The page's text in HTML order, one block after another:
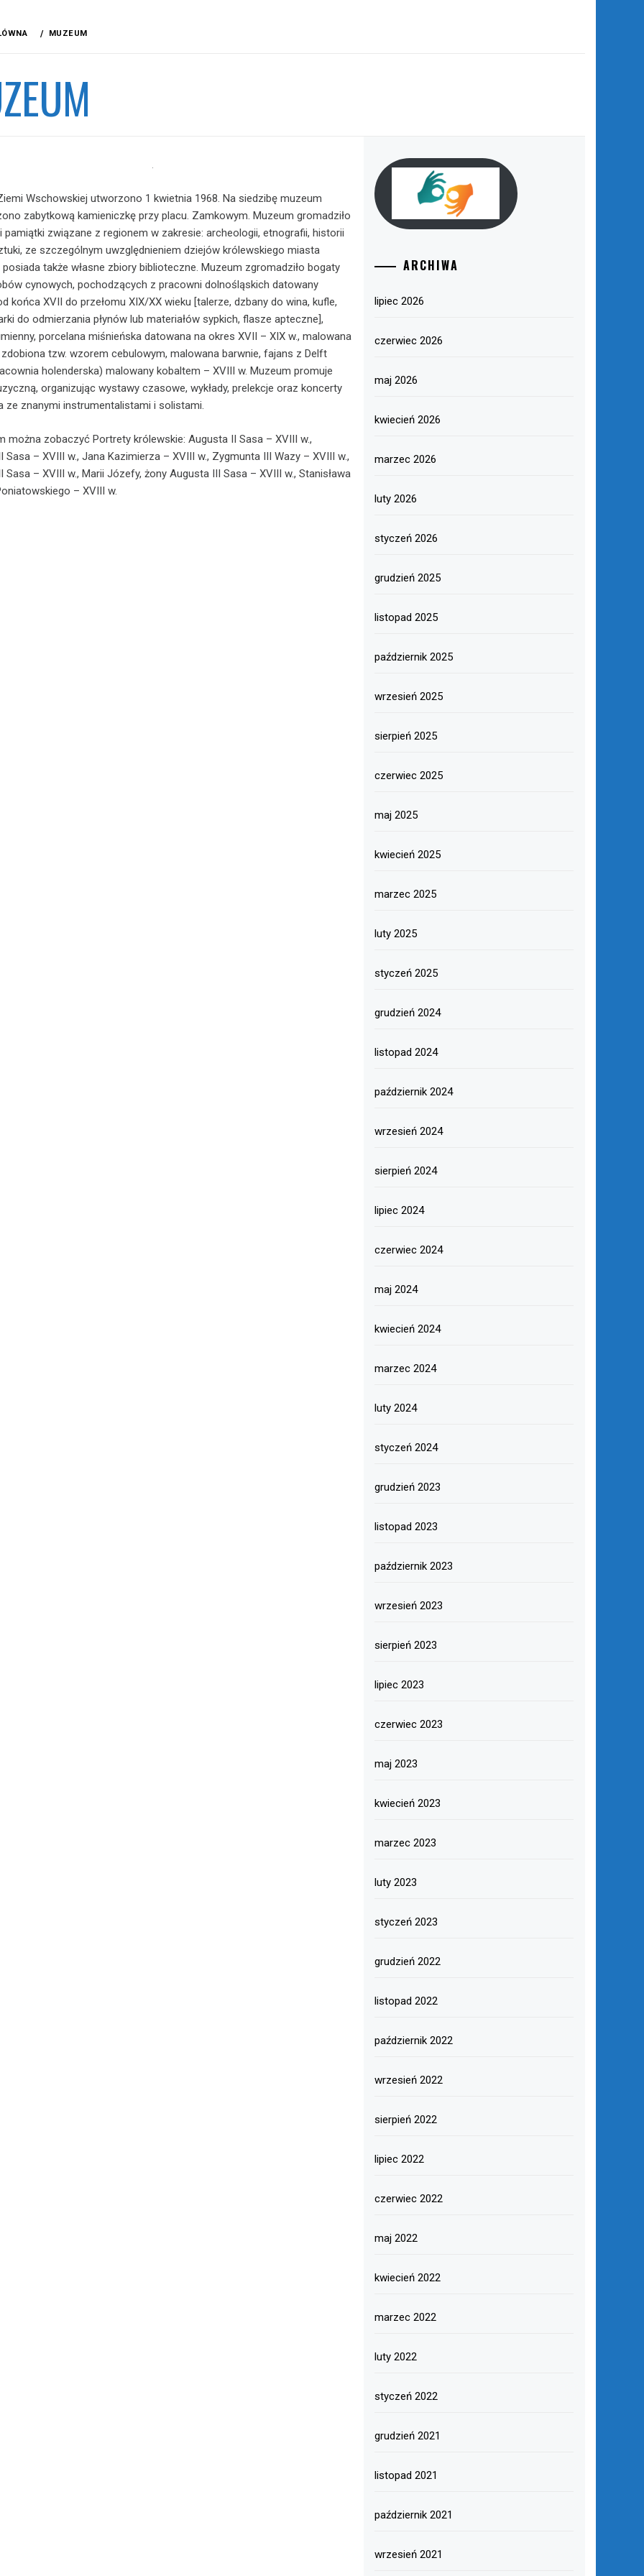
MUZEUM
Wschowskiej utworzono 1 kwietnia 1968. Na siedzibę muzeum
zabytkową kamieniczkę przy placu. Zamkowym. Muzeum gromadziło
pamiątki związane z regionem w zakresie: archeologii, etnografii, historii
ze szczególnym uwzględnieniem dziejów królewskiego miasta
posiada także własne zbiory biblioteczne. Muzeum zgromadziło bogaty
cynowych, pochodzących z pracowni dolnośląskich datowany
końca XVII do przełomu XIX/XX wieku [talerze, dzbany do wina, kufle,
do odmierzania płynów lub materiałów sypkich, flasze apteczne],
porcelana miśnieńska datowana na okres XVII – XIX w., malowana
tzw. wzorem cebulowym, malowana barwnie, fajans z Delft
holenderska) malowany kobaltem – XVIII w. Muzeum promuje
organizując wystawy czasowe, wykłady, prelekcje oraz koncerty
ze znanymi instrumentalistami i solistami.
można zobaczyć Portrety królewskie: Augusta II Sasa – XVIII w.,
Sasa – XVIII w., Jana Kazimierza – XVIII w., Zygmunta III Wazy – XVIII w.,
Sasa – XVIII w., Marii Józefy, żony Augusta III Sasa – XVIII w., Stanisława
– XVIII w.
ARCHIWA
lipiec 2026
czerwiec 2026
maj 2026
kwiecień 2026
marzec 2026
luty 2026
styczeń 2026
grudzień 2025
listopad 2025
październik 2025
wrzesień 2025
sierpień 2025
czerwiec 2025
maj 2025
kwiecień 2025
marzec 2025
luty 2025
styczeń 2025
grudzień 2024
listopad 2024
październik 2024
wrzesień 2024
sierpień 2024
lipiec 2024
czerwiec 2024
maj 2024
kwiecień 2024
marzec 2024
luty 2024
styczeń 2024
grudzień 2023
listopad 2023
październik 2023
wrzesień 2023
sierpień 2023
lipiec 2023
czerwiec 2023
maj 2023
kwiecień 2023
marzec 2023
luty 2023
styczeń 2023
grudzień 2022
listopad 2022
październik 2022
wrzesień 2022
sierpień 2022
lipiec 2022
czerwiec 2022
maj 2022
kwiecień 2022
marzec 2022
luty 2022
styczeń 2022
grudzień 2021
listopad 2021
październik 2021
wrzesień 2021